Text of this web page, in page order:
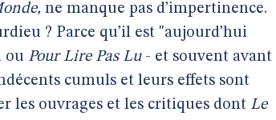
ne manque pas d’impertinence.
? Parce qu’il est "aujourd’hui
ou Pour Lire Pas Lu- et souvent avant
cumuls et leurs effets sont
les ouvrages et les critiques dont Le